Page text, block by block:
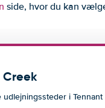
side, hvor du kan
i Tennant